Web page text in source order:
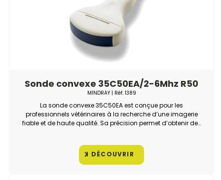
Sonde convexe 35C50EA/2-6Mhz R50
MINDRAY| Réf. 1389
La sonde convexe 35C50EA est conçue pour les
professionnels vétérinaires à la recherche d’une imagerie
fiable et de haute qualité. Sa précision permet d’obtenir des
DÉCOUVRIR